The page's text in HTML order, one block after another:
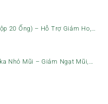
Họng
20 Ống) – Hỗ Trợ Giảm Ho,
Nhỏ Mũi – Giảm Ngạt Mũi,